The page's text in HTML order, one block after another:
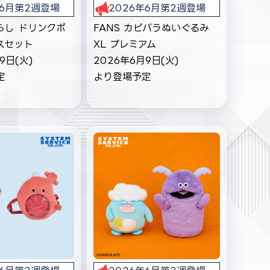
第2週登場
し ドリンクポ
セット
日(火)
2026年6月第2週登場
FANS カピバラぬいぐるみ
XL プレミアム
2026年6月9日(火)
より登場予定